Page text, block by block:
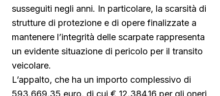
susseguiti negli anni. In particolare, la scarsità di
strutture di protezione e di opere finalizzate a
mantenere l’integrità delle scarpate rappresenta
un evidente situazione di pericolo per il transito
veicolare.
L’appalto, che ha un importo complessivo di
593.669,35 euro, di cui € 12.384,16 per gli oneri